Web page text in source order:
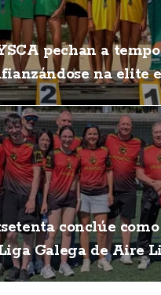
pechan a
na elite
conclúe
Galega de Aire